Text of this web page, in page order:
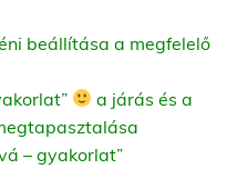
beállítása a megfelelő
a járás és a
– gyakorlat”